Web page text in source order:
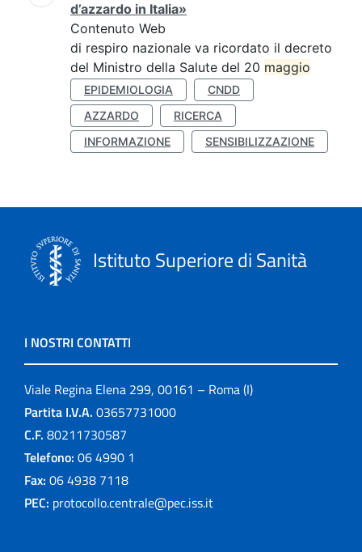
d’azzardo in Italia»
Contenuto Web
di respiro nazionale va ricordato il decreto
del Ministro della Salute del 20 maggio
EPIDEMIOLOGIA
CNDD
AZZARDO
RICERCA
INFORMAZIONE
SENSIBILIZZAZIONE
Istituto Superiore di Sanità
I NOSTRI CONTATTI
Viale Regina Elena 299, 00161 – Roma (I)
Partita I.V.A. 03657731000
C.F. 80211730587
Telefono: 06 4990 1
Fax: 06 4938 7118
PEC: protocollo.centrale@pec.iss.it